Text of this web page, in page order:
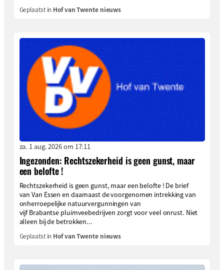
Geplaatst in Hof van Twente nieuws
za. 1 aug. 2026 om 17:11
Ingezonden: Rechtszekerheid is geen gunst, maar
een belofte !
Rechtszekerheid is geen gunst, maar een belofte ! De brief
van Van Essen en daarnaast de voorgenomen intrekking van
onherroepelijke natuurvergunningen van
vijf Brabantse pluimveebedrijven zorgt voor veel onrust. Niet
alleen bij de betrokken...
Geplaatst in Hof van Twente nieuws